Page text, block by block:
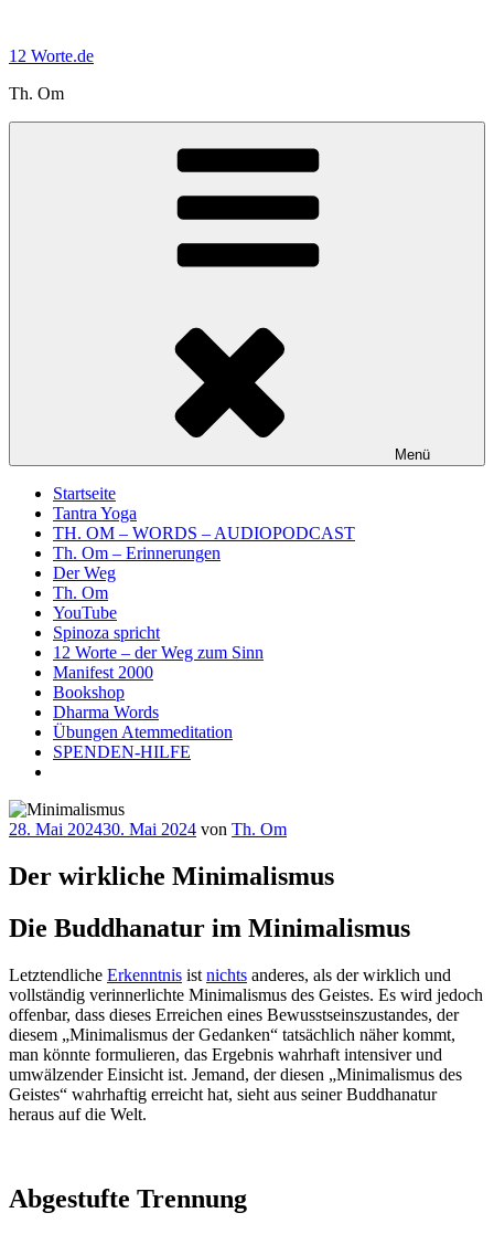
springen
12 Worte.de
Th. Om
Menü
Startseite
Tantra Yoga
TH. OM – WORDS – AUDIOPODCAST
Th. Om – Erinnerungen
Der Weg
Th. Om
YouTube
Spinoza spricht
12 Worte – der Weg zum Sinn
Manifest 2000
Bookshop
Dharma Words
Übungen Atemmeditation
SPENDEN-HILFE
Veröffentlicht
28. Mai 202430. Mai 2024 von Th. Om
Der wirkliche Minimalismus
Die Buddhanatur im Minimalismus
Letztendliche Erkenntnis ist nichts anderes, als der wirklich und
vollständig verinnerlichte Minimalismus des Geistes. Es wird jedoch
offenbar, dass dieses Erreichen eines Bewusstseinszustandes, der
diesem „Minimalismus der Gedanken“ tatsächlich näher kommt,
man könnte formulieren, das Ergebnis wahrhaft intensiver und
umwälzender Einsicht ist. Jemand, der diesen „Minimalismus des
Geistes“ wahrhaftig erreicht hat, sieht aus seiner Buddhanatur
heraus auf die Welt.
Abgestufte Trennung